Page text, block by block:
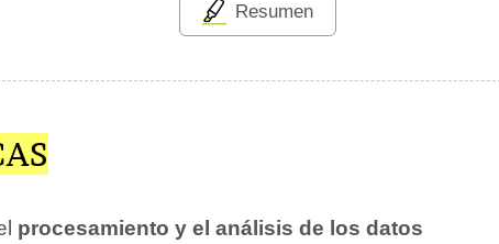
Resumen
procesamiento y el análisis de los datos